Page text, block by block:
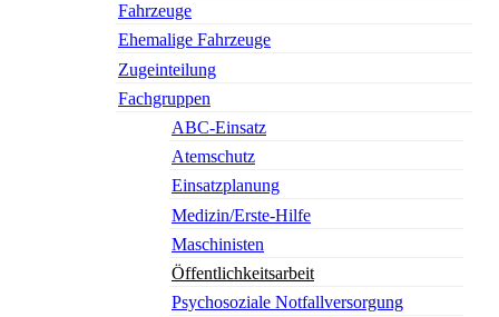
Fahrzeuge
Ehemalige Fahrzeuge
Zugeinteilung
Fachgruppen
ABC-Einsatz
Atemschutz
Einsatzplanung
Medizin/Erste-Hilfe
Maschinisten
Öffentlichkeitsarbeit
Psychosoziale Notfallversorgung